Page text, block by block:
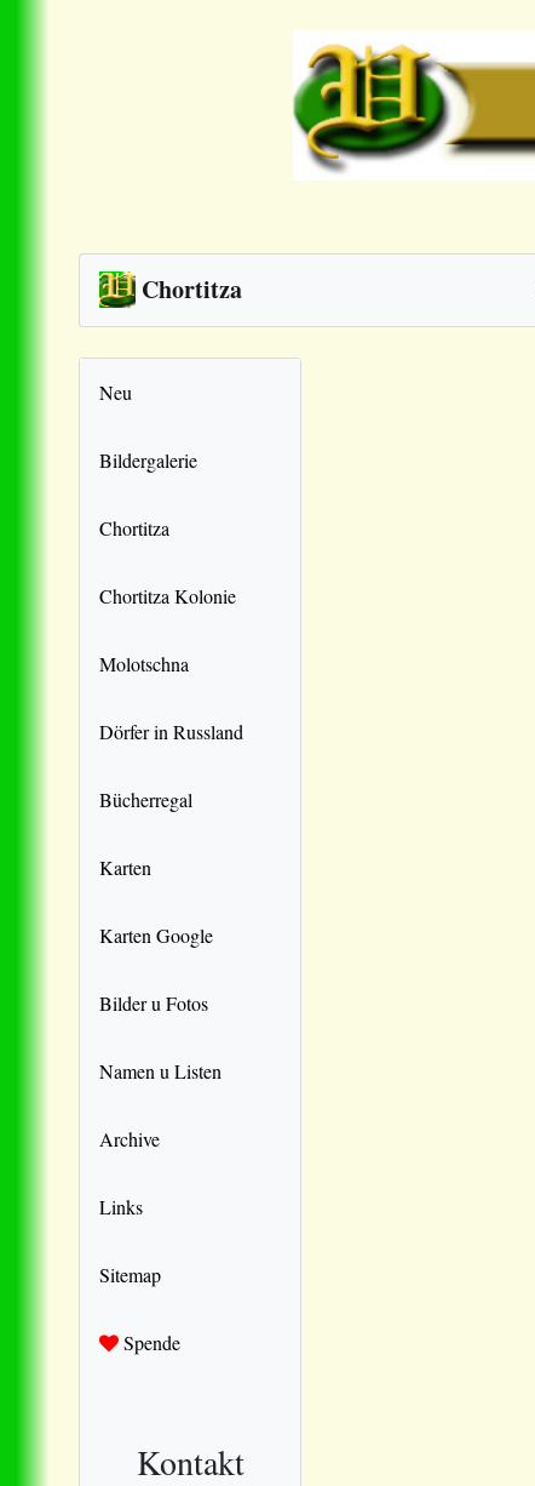
Chortitza
Neu
Bildergalerie
Chortitza
Chortitza Kolonie
Molotschna
Dörfer in Russland
Bücherregal
Karten
Karten Google
Bilder u Fotos
Namen u Listen
Archive
Links
Sitemap
Spende
Kontakt